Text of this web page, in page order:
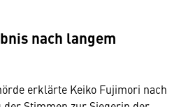
nach langem
erklärte Keiko Fujimori nach